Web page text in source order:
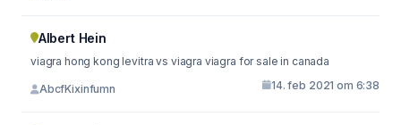
Albert Hein
viagra hong kong levitra vs viagra viagra for sale in canada
AbcfKixinfumn 14. feb 2021 om 6:38